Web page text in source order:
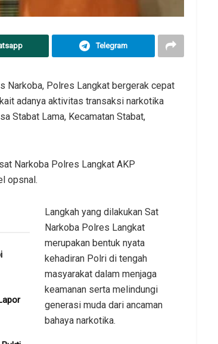
Telegram
Narkoba, Polres Langkat bergerak cepat
adanya aktivitas transaksi narkotika
Stabat Lama, Kecamatan Stabat,
Narkoba Polres Langkat AKP
opsnal.
Langkah yang dilakukan Sat
Narkoba Polres Langkat
merupakan bentuk nyata
kehadiran Polri di tengah
masyarakat dalam menjaga
keamanan serta melindungi
generasi muda dari ancaman
bahaya narkotika.